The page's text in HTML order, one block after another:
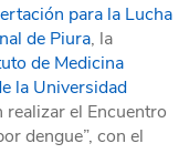
para la Lucha
de Piura, la
de Medicina
la Universidad
realizar el Encuentro
dengue”, con el